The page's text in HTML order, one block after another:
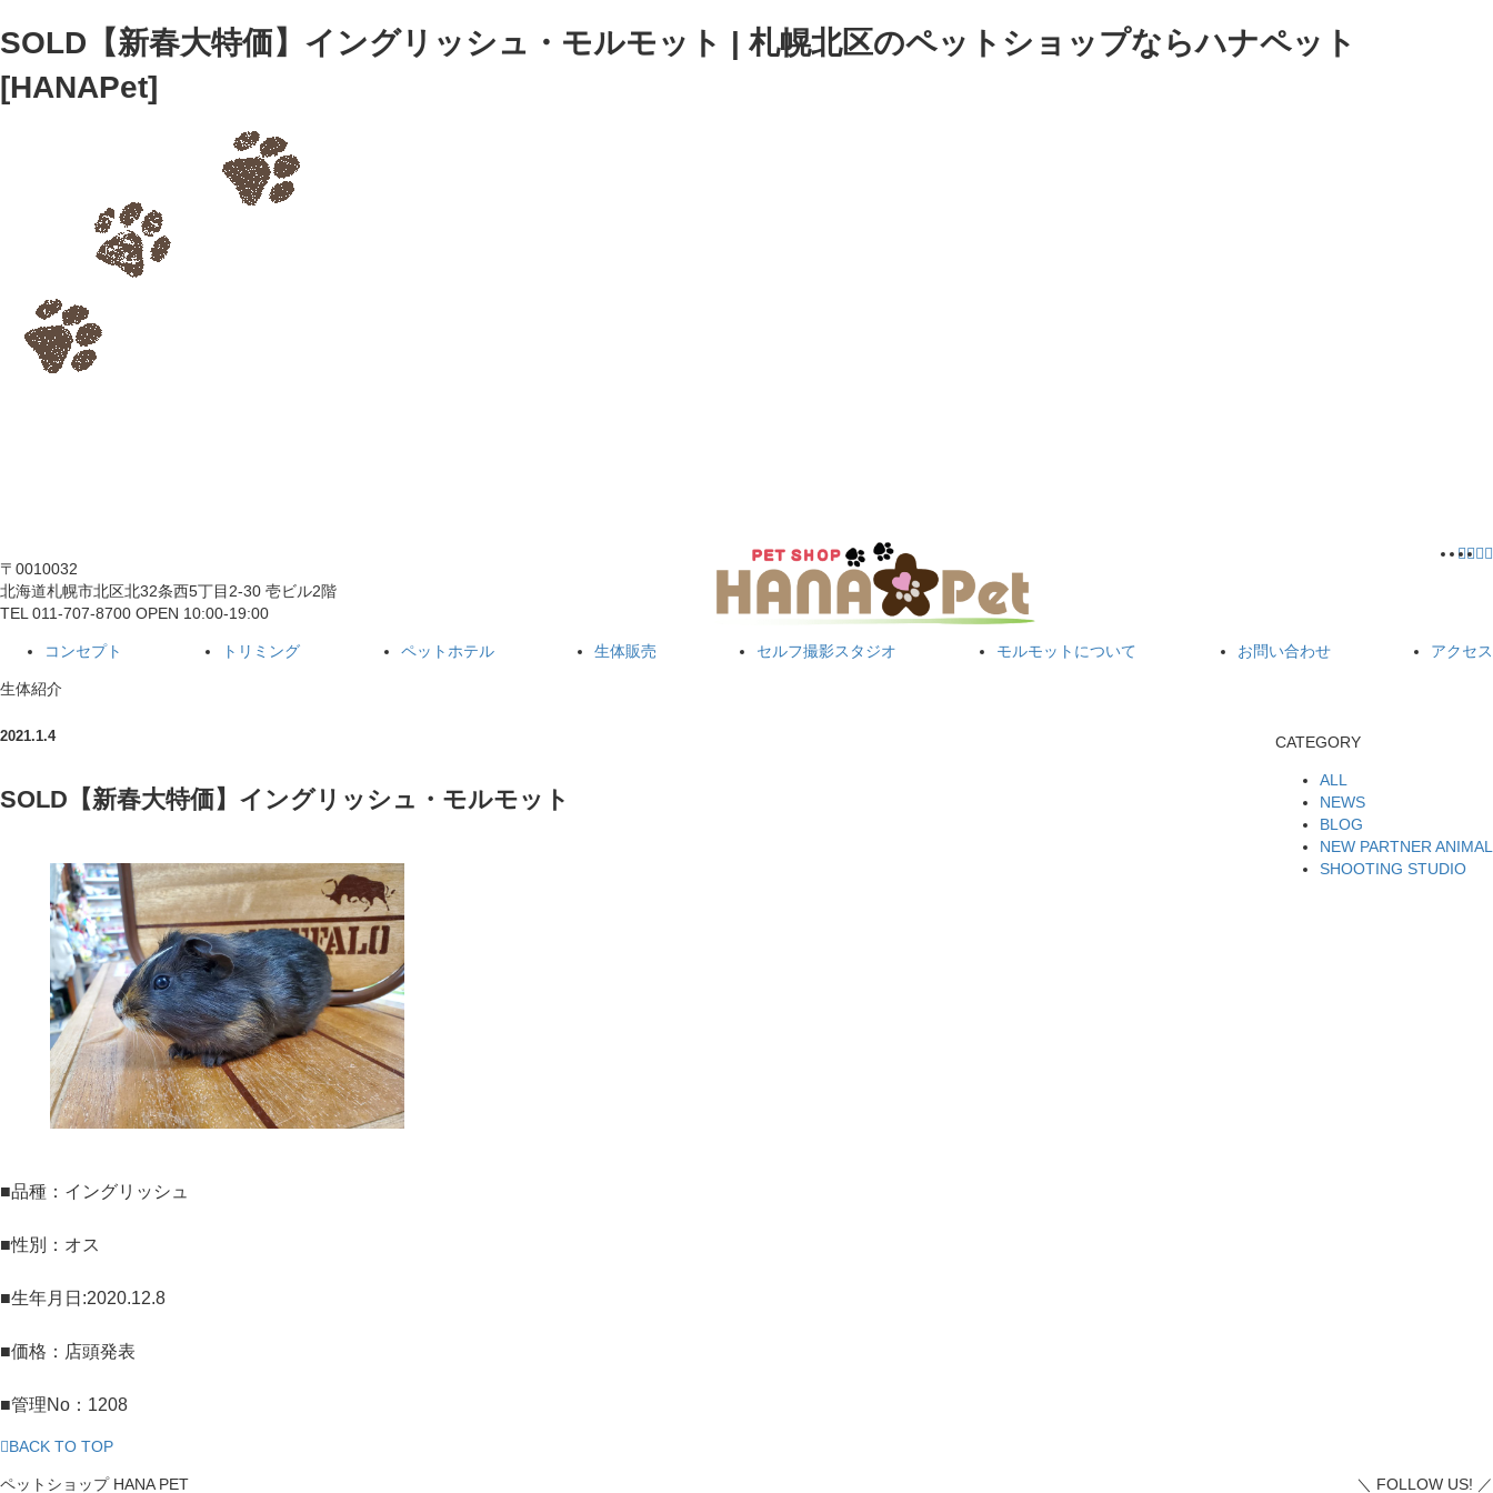
SOLD【新春大特価】イングリッシュ・モルモット | 札幌北区のペットショップならハナペット
[HANAPet]
〒0010032
北海道札幌市北区北32条西5丁目2-30 壱ビル2階
TEL 011-707-8700 OPEN 10:00-19:00
コンセプト トリミング ペットホテル 生体販売 セルフ撮影スタジオ モルモットについて お問い合わせ アクセス
生体紹介
2021.1.4
SOLD【新春大特価】イングリッシュ・モルモット
■品種：イングリッシュ
■性別：オス
■生年月日:2020.12.8
■価格：店頭発表
■管理No：1208
CATEGORY
ALL
NEWS
BLOG
NEW PARTNER ANIMAL
SHOOTING STUDIO
BACK TO TOP
ペットショップ HANA PET ＼ FOLLOW US! ／